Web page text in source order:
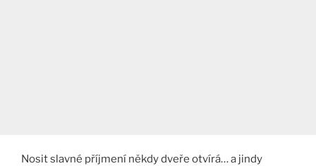
Nosit slavné příjmení někdy dveře otvírá… a jindy